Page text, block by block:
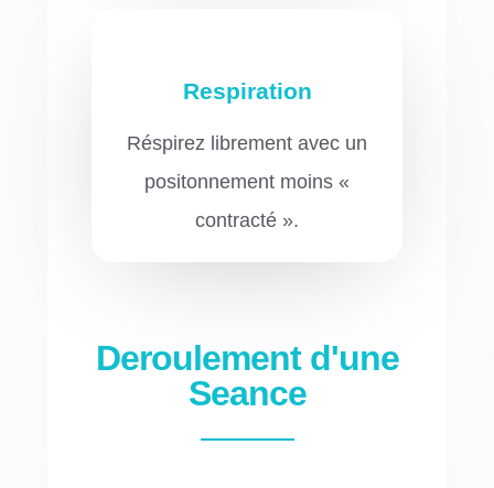
Respiration
Réspirez librement avec un
positonnement moins «
contracté ».
Deroulement d'une
Seance